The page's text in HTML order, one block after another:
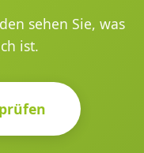
sehen Sie, was
ist.